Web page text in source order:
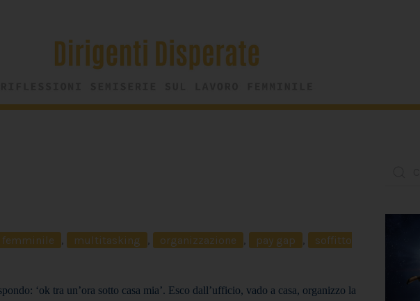
femminile , multitasking , organizzazione , pay gap ,
soffitto
‘ok tra un’ora sotto casa mia’. Esco dall’ufficio, vado a casa, organizzo la